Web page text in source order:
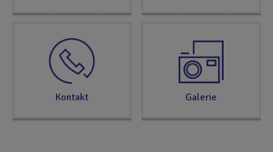
Kontakt Galerie